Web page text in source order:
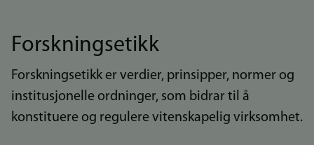
Forskningsetikk
Forskningsetikk er verdier, prinsipper, normer og
institusjonelle ordninger, som bidrar til å
konstituere og regulere vitenskapelig virksomhet.